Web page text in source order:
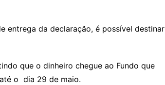
entrega da declaração, é possível destinar
que o dinheiro chegue ao Fundo que
o dia 29 de maio.